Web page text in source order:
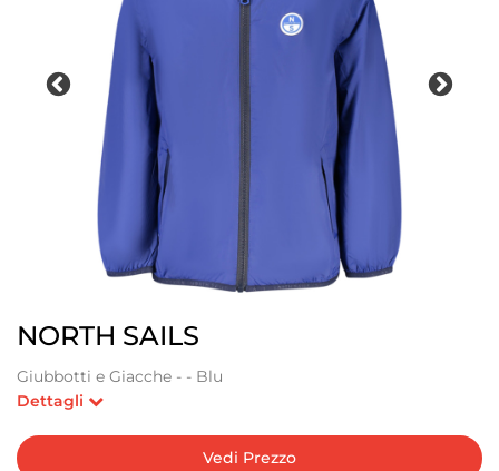
NORTH SAILS
Giubbotti e Giacche - - Blu
Dettagli
Vedi Prezzo